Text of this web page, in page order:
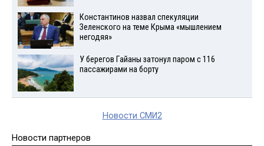
Константинов назвал спекуляции
Зеленского на теме Крыма «мышлением
негодяя»
У берегов Гайаны затонул паром с 116
пассажирами на борту
Новости СМИ2
Новости партнеров